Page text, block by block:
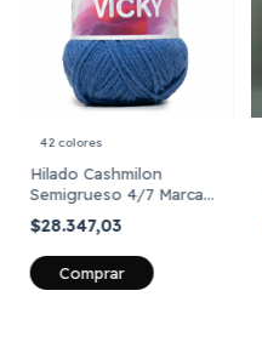
42 colores
Hilado Cashmilon
Semigrueso 4/7 Marca
Vicky Ovillos X Kilo
$28.347,03
Comprar